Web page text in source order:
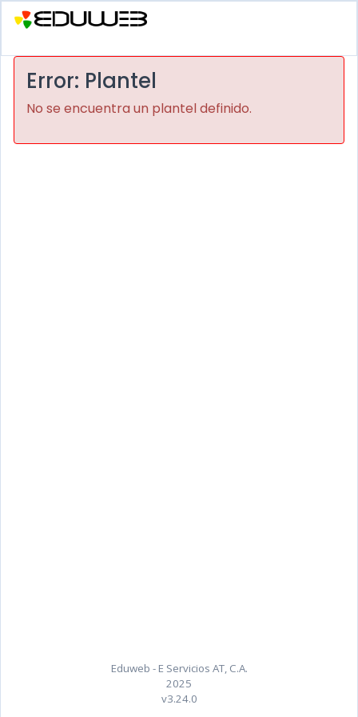
Error: Plantel
No se encuentra un plantel definido.
Eduweb - E Servicios AT, C.A.
2025
v3.24.0